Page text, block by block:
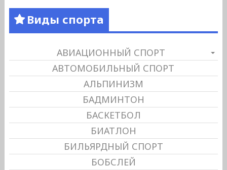
Виды спорта
АВИАЦИОННЫЙ СПОРТ
АВТОМОБИЛЬНЫЙ СПОРТ
АЛЬПИНИЗМ
БАДМИНТОН
БАСКЕТБОЛ
БИАТЛОН
БИЛЬЯРДНЫЙ СПОРТ
БОБСЛЕЙ